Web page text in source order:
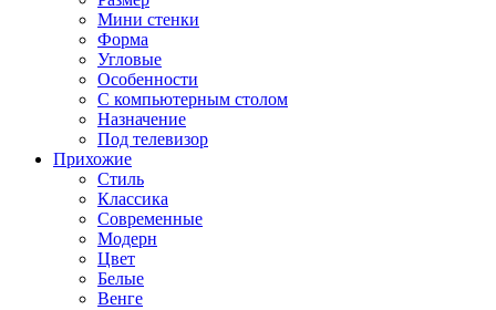
Мини стенки
Форма
Угловые
Особенности
С компьютерным столом
Назначение
Под телевизор
Прихожие
Стиль
Классика
Современные
Модерн
Цвет
Белые
Венге